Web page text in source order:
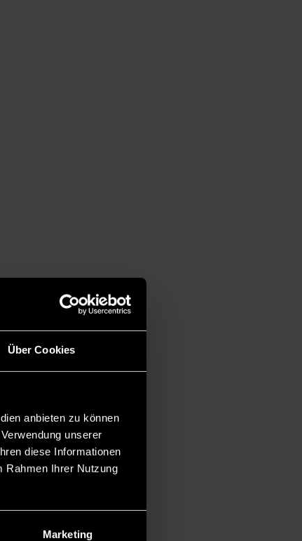
Über Cookies
anbieten zu können
unserer
diese Informationen
Rahmen Ihrer Nutzung
Marketing